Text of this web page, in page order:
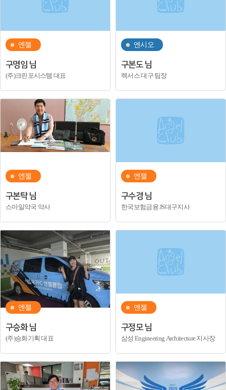
엔젤
구명임 님
(주)크린포시스템 대표
엔시오
구본도 님
렉서스 대구 팀장
엔젤
구본탁 님
스마일약국 약사
엔젤
구수경 님
한국보험금융 JS대구지사
엔젤
구승화 님
(주)승화기획 대표
엔젤
구정모 님
삼성 Engineering Architecture 지사장